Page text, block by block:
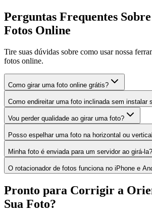
Perguntas Frequentes
Fotos Online
Tire suas dúvidas sobre como usar nossa
fotos online.
Como girar uma foto online grátis?
Como endireitar uma foto inclinada sem instalar
Vou perder qualidade ao girar uma foto?
Posso espelhar uma foto na horizontal ou
Minha foto é enviada para um servidor ao girá-la?
O rotacionador de fotos funciona no iPhone e
Pronto para Corrigir a
Sua Foto?